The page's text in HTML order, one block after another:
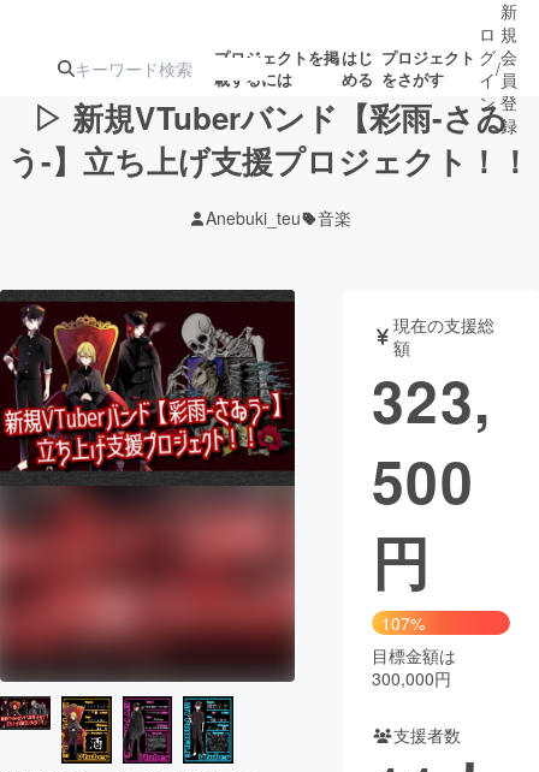
プロジェクトを掲
載するには
はじ
める
プロジェクト
をさがす
ジェクト
募集終了が近いプ
ロジェクト
アート・写真 音楽
テクノロジー・ガジェット ゲーム・サ
映像・映画
ビジネス・起業
まちづくり・地域活性化
CAMPFIRE for Social Good
CAMPFIRE Creation
CAMPFIREふるさと納税
コミュニティ
ロ
グ
イ
ン
/
新
規
会
員
登
録
▷ 新規VTuberバンド【彩雨-さゐ
う-】立ち上げ支援プロジェクト！！
Anebuki_teu 音楽
現在の支援総
額
323,
500
円
107%
目標金額は
300,000円
支援者数